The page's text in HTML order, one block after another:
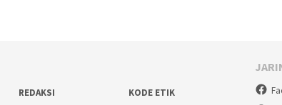
REDAKSI KODE ETIK